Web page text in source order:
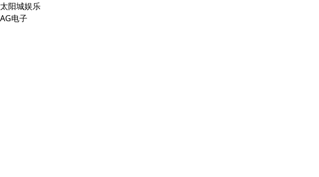
太阳城娱乐
AG电子